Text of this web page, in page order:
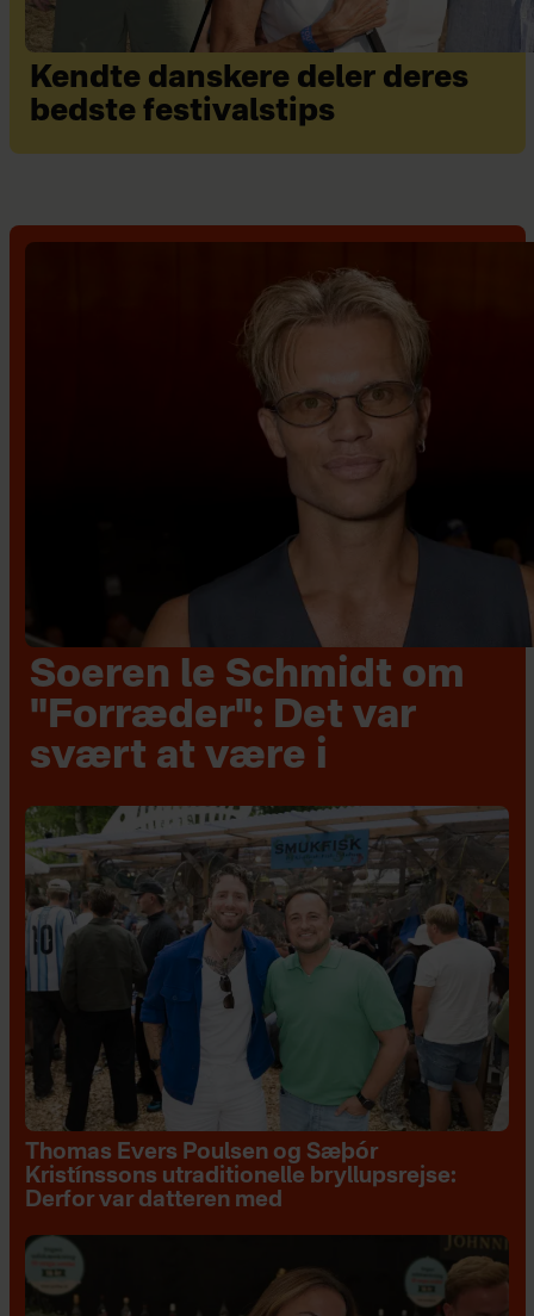
Kendte danskere deler deres
bedste festivalstips
Soeren le Schmidt om
"Forræder": Det var
svært at være i
Thomas Evers Poulsen og Sæþór
Kristínssons utraditionelle bryllupsrejse:
Derfor var datteren med